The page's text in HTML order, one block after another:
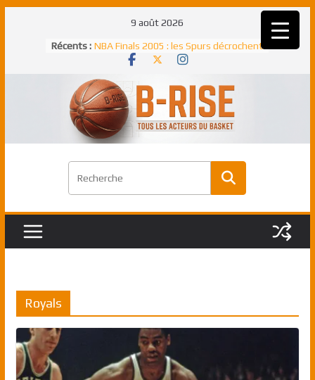
9 août 2026
Récents : NBA Finals 2005 : les Spurs décrochent
un troisième titre NBA, la rude bataille
NBA Finals 2021 : les Bucks et Giannis
Antetokounmpo triomphent, le Greek
Freek élu MVP
Shai Gilgeous-Alexander : son premier
match à plus de 40 points en NBA, le
Pau Gasol dans l’histoire en 2002 :
premier européen sacré Rookie de
Rudy Gobert, deuxième Français élu
Royals